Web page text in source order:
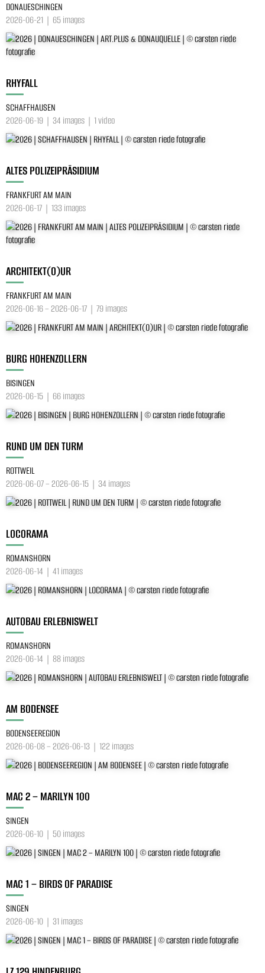
DONAUESCHINGEN
2026-06-21 | 65 images
RHYFALL
SCHAFFHAUSEN
2026-06-19 | 34 images | 1 video
ALTES POLIZEIPRÄSIDIUM
FRANKFURT AM MAIN
2026-06-17 | 133 images
ARCHITEKT(O)UR
FRANKFURT AM MAIN
2026-06-16 – 2026-06-17 | 79 images
BURG HOHENZOLLERN
BISINGEN
2026-06-15 | 66 images
RUND UM DEN TURM
ROTTWEIL
2026-06-07 – 2026-06-15 | 34 images
LOCORAMA
ROMANSHORN
2026-06-14 | 41 images
AUTOBAU ERLEBNISWELT
ROMANSHORN
2026-06-14 | 88 images
AM BODENSEE
BODENSEEREGION
2026-06-08 – 2026-06-13 | 122 images
MAC 2 – MARILYN 100
SINGEN
2026-06-10 | 50 images
MAC 1 – BIRDS OF PARADISE
SINGEN
2026-06-10 | 31 images